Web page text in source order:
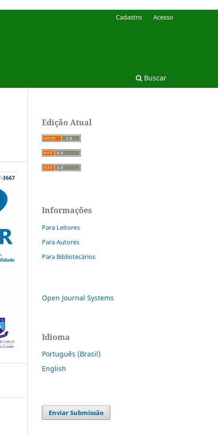
Buscar
Cadastro Acesso
Edição Atual
Informações
Para Leitores
Para Autores
Para Bibliotecários
Open Journal Systems
Idioma
Português (Brasil)
English
Enviar Submissão